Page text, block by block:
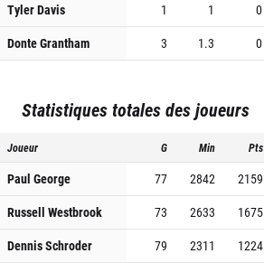
Tyler Davis
1 1 0
Donte Grantham
3 1.3 0
Statistiques totales des joueurs
Joueur G Min Pts
Paul George 77 2842 2159
Russell Westbrook
73 2633 1675
Dennis Schroder
79 2311 1224